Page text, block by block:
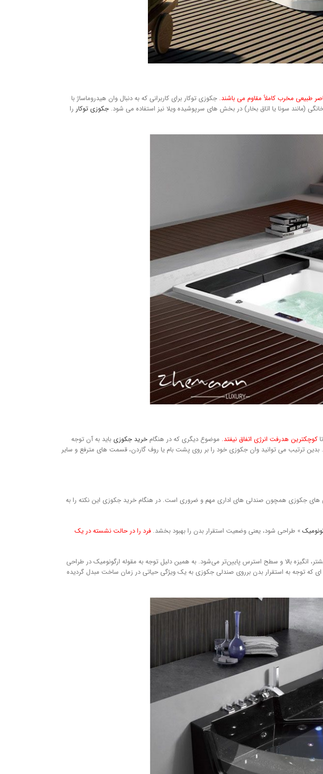
طبیعی مخرب کاملاً مقاوم می باشند. جکوزی توکار برای کاربرانی که به دنبال وان هیدروماساژ با
(مانند سونا یا اتاق بخار) در بخش های سرپوشیده ویلا نیز استفاده می شود. جکوزی توکار را
کوچکترین هدرفت انرژی اتفاق نیفتد. موضوع دیگری که در هنگام خرید جکوزی باید به آن توجه
بدین ترتیب می توانید وان جکوزی خود را بر روی پشت بام یا روف گاردن، قسمت های مترفع و سایر
های جکوزی همچون صندلی های اداری مهم و ضروری است. در هنگام خرید جکوزی این نکته را به
» طراحی شود، یعنی وضعیت استقرار بدن را بهبود بخشد. فرد را در حالت نشسته در یک
انگیزه بالا و سطح استرس پایین‌تر می‌شود. به همین دلیل توجه به مقوله ارگونومیک در طراحی
که توجه به استقرار بدن برروی صندلی جکوزی به یک ویژگی حیاتی در زمان ساخت مبدل گردیده